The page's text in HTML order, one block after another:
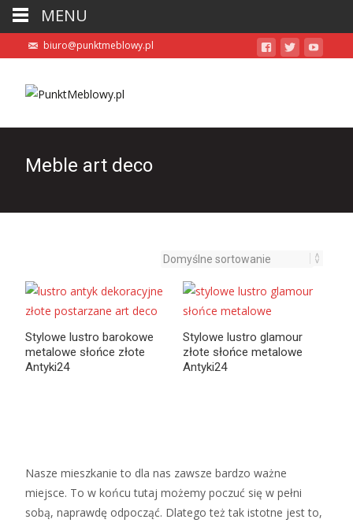
biuro@punktmeblowy.pl
Meble art deco
Stylowe lustro barokowe
metalowe słońce złote
Antyki24
Stylowe lustro glamour
złote słońce metalowe
Antyki24
Nasze mieszkanie to dla nas zawsze bardzo ważne
miejsce. To w końcu tutaj możemy poczuć się w pełni
sobą, naprawdę odpocząć. Dlatego też tak istotne jest to,
MENU